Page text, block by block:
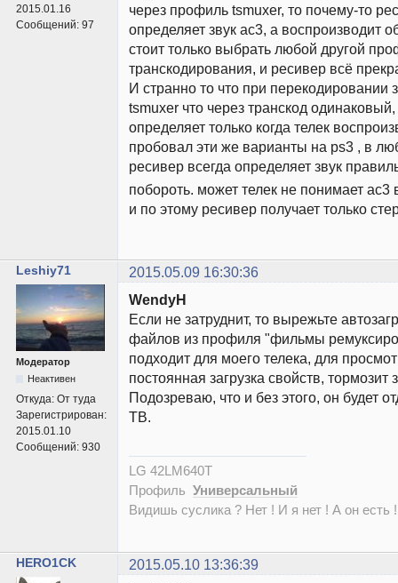
2015.01.16
Сообщений: 97
через профиль tsmuxer, то почему-то
определяет звук ac3, а воспроизводит
стоит только выбрать любой другой
транскодирования, и ресивер всё
И странно то что при перекодировании
tsmuxer что через транскод
определяет только когда телек
пробовал эти же варианты на ps3 , в
ресивер всегда определяет звук
побороть. может телек не понимает ac3
и по этому ресивер получает только
Leshiy71 2015.05.09 16:30:36
Модератор
Неактивен
Откуда: От туда
Зарегистрирован:
2015.01.10
Сообщений: 930
WendyH
Если не затруднит, то вырежьте
файлов из профиля "фильмы
подходит для моего телека, для
постоянная загрузка свойств, тормозит
Подозреваю, что и без этого, он будет
ТВ.
LG 42LM640T
Профиль Универсальный
Видишь суслика ? Нет ! И я нет ! А он есть
HERO1CK 2015.05.10 13:36:39